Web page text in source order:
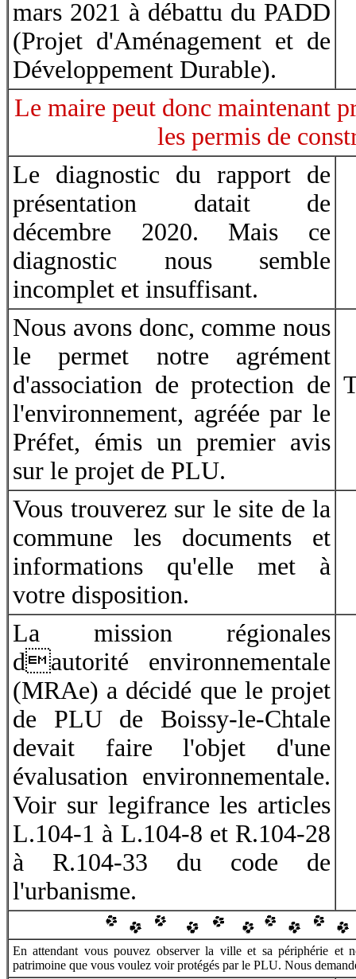
mars 2021 à débattu du PADD
(Projet d'Aménagement et de
Développement Durable).
Le maire peut donc maintenant
les permis de
Le diagnostic du rapport de
présentation datait de
décembre 2020. Mais ce
diagnostic nous semble
incomplet et insuffisant.
Nous avons donc, comme nous
le permet notre agrément
d'association de protection de
l'environnement, agréée par le
Préfet, émis un premier avis
sur le projet de PLU.
Vous trouverez sur le site de la
commune les documents et
informations qu'elle met à
votre disposition.
La mission régionales
dautorité environnementale
(MRAe) a décidé que le projet
de PLU de Boissy-le-Chtale
devait faire l'objet d'une
évalusation environnementale.
Voir sur legifrance les articles
L.104-1 à L.104-8 et R.104-28
à R.104-33 du code de
l'urbanisme.
En attendant vous pouvez observer la ville et sa périphérie et
patrimoine que vous voulez voir protégés par le PLU. Nous